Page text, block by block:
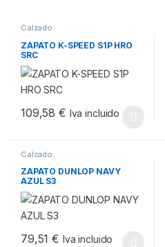
Calzado
ZAPATO K-SPEED S1P HRO
SRC
109,58€ Iva incluido
Calzado
ZAPATO DUNLOP NAVY
AZUL S3
79,51€ Iva incluido